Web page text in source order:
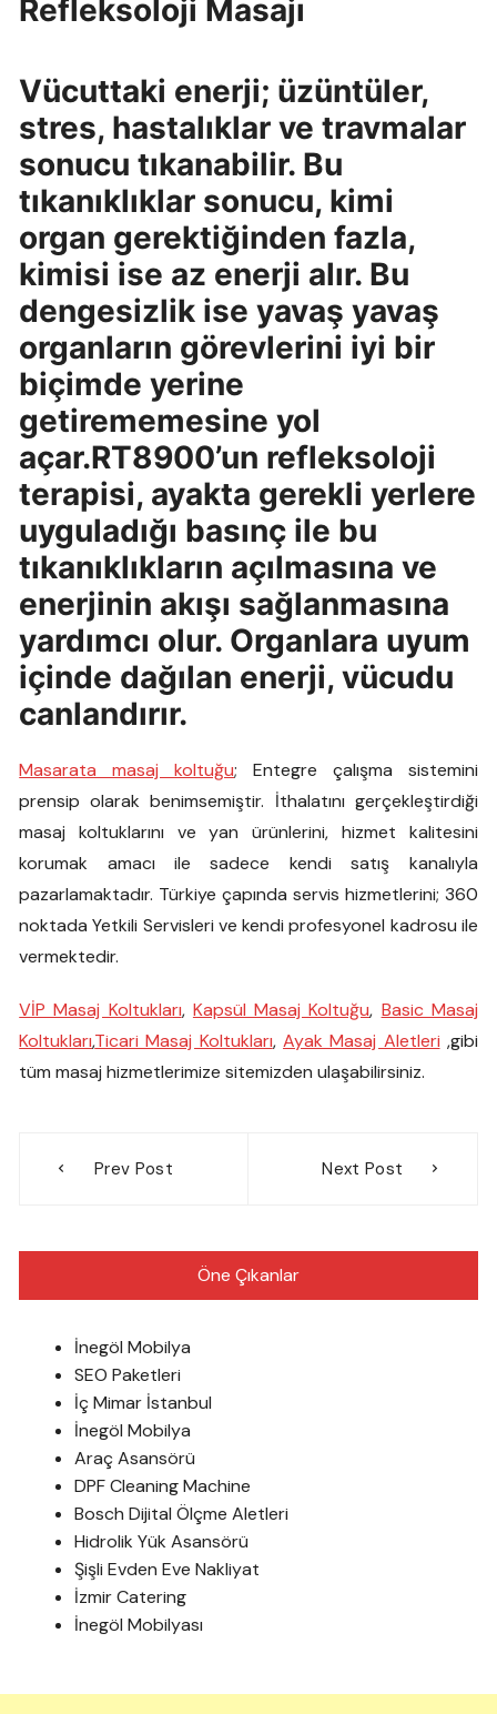
Refleksoloji Masajı
Vücuttaki enerji; üzüntüler,
stres, hastalıklar ve travmalar
sonucu tıkanabilir. Bu
tıkanıklıklar sonucu, kimi
organ gerektiğinden fazla,
kimisi ise az enerji alır. Bu
dengesizlik ise yavaş yavaş
organların görevlerini iyi bir
biçimde yerine
getirememesine yol
açar.RT8900’un refleksoloji
terapisi, ayakta gerekli yerlere
uyguladığı basınç ile bu
tıkanıklıkların açılmasına ve
enerjinin akışı sağlanmasına
yardımcı olur. Organlara uyum
içinde dağılan enerji, vücudu
canlandırır.
Masarata masaj koltuğu; Entegre çalışma sistemini
prensip olarak benimsemiştir. İthalatını gerçekleştirdiği
masaj koltuklarını ve yan ürünlerini, hizmet kalitesini
korumak amacı ile sadece kendi satış kanalıyla
pazarlamaktadır. Türkiye çapında servis hizmetlerini; 360
noktada Yetkili Servisleri ve kendi profesyonel kadrosu ile
vermektedir.
VİP Masaj Koltukları, Kapsül Masaj Koltuğu, Basic Masaj
Koltukları,Ticari Masaj Koltukları,Ayak Masaj Aletleri ,gibi
tüm masaj hizmetlerimize sitemizden ulaşabilirsiniz.
gezinmesi
Prev Post Next Post
Öne Çıkanlar
İnegöl Mobilya
SEO Paketleri
İç Mimar İstanbul
İnegöl Mobilya
Araç Asansörü
DPF Cleaning Machine
Bosch Dijital Ölçme Aletleri
Hidrolik Yük Asansörü
Şişli Evden Eve Nakliyat
İzmir Catering
İnegöl Mobilyası